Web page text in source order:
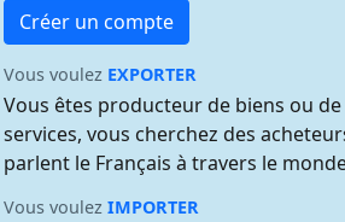
Créer un compte
Vous voulez EXPORTER
Vous êtes producteur de biens ou de
services, vous cherchez des
parlent le Français à travers le
Vous voulez IMPORTER